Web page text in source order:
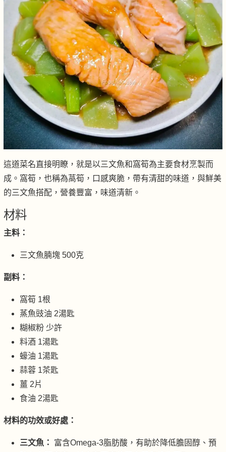
這道菜名直接明瞭，就是以三文魚和窩筍為主要食材烹製而
成。窩筍，也稱為萵筍，口感爽脆，帶有清甜的味道，與鮮美
的三文魚搭配，營養豐富，味道清新。
材料
主料：
三文魚腩塊 500克
副料：
窩筍 1根
蒸魚豉油 2湯匙
糊椒粉 少許
料酒 1湯匙
蠔油 1湯匙
蒜蓉 1茶匙
薑 2片
食油 2湯匙
材料的功效或好處：
三文魚：
富含Omega-3脂肪酸，有助於降低膽固醇、預